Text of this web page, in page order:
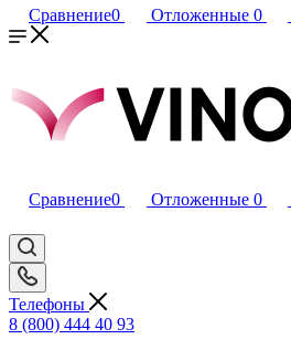
Сравнение0 Отложенные 0
Сравнение0 Отложенные 0
Телефоны
8 (800) 444 40 93